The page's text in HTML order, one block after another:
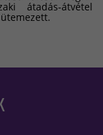
átadás-átvétel